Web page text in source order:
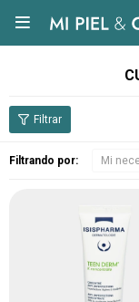

Filtrando por: Mi